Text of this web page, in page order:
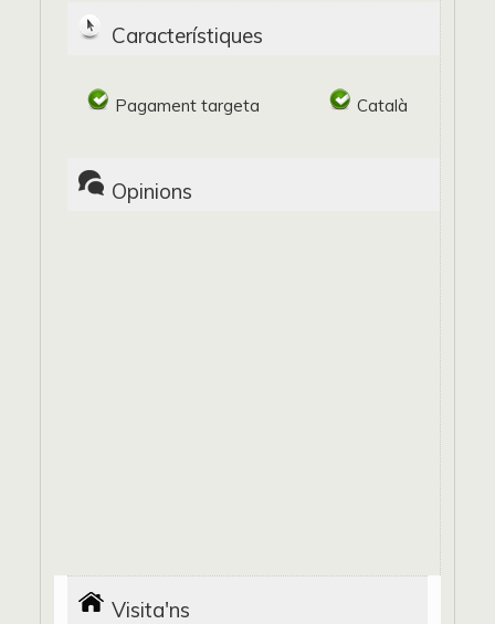
Característiques
Pagament targeta Català
Opinions
Visita'ns